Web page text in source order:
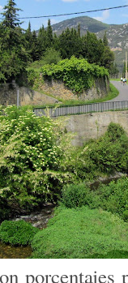
porcentajes